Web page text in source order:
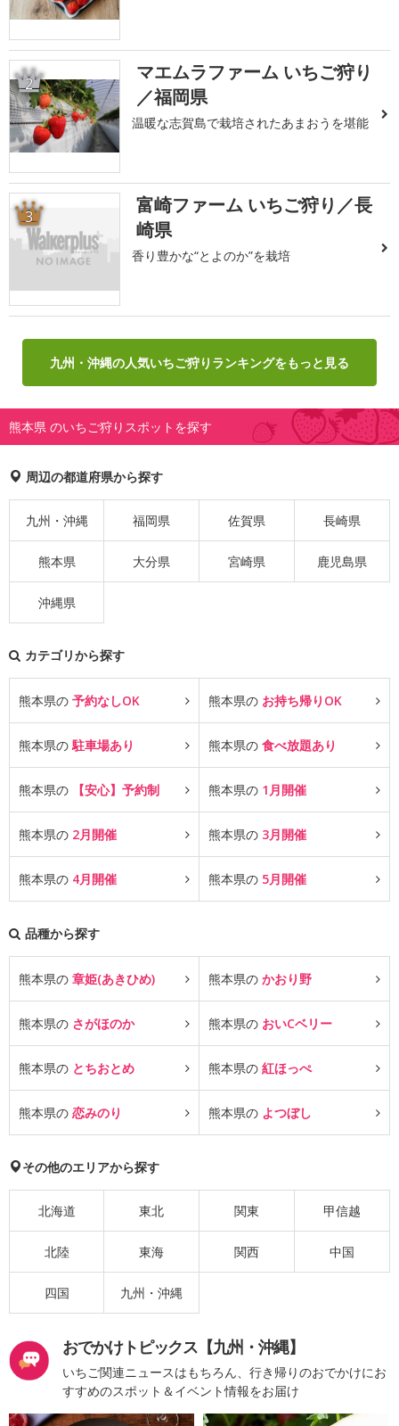
2
マエムラファーム いちご狩り
／福岡県
温暖な志賀島で栽培されたあまおうを堪能
3
富崎ファーム いちご狩り／長
崎県
香り豊かな“とよのか”を栽培
九州・沖縄の人気いちご狩りランキングをもっと見る
熊本県 のいちご狩りスポットを探す
周辺の都道府県から探す
九州・沖縄 福岡県 佐賀県 長崎県
熊本県 大分県 宮崎県 鹿児島県
沖縄県
カテゴリから探す
熊本県の 予約なしOK 熊本県の お持ち帰りOK
熊本県の駐車場あり 熊本県の 食べ放題あり
熊本県の 【安心】予約制 熊本県の 1月開催
熊本県の 2月開催 熊本県の 3月開催
熊本県の 4月開催 熊本県の 5月開催
品種から探す
熊本県の 章姫(あきひめ) 熊本県の かおり野
熊本県の さがほのか 熊本県の おいCベリー
熊本県の とちおとめ 熊本県の 紅ほっぺ
熊本県の 恋みのり 熊本県の よつぼし
その他のエリアから探す
北海道 東北 関東 甲信越
北陸 東海 関西 中国
四国 九州・沖縄
おでかけトピックス【九州・沖縄】
いちご関連ニュースはもちろん、行き帰りのおでかけにお
すすめのスポット＆イベント情報をお届け